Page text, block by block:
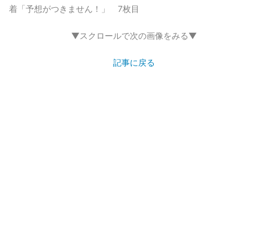
着「予想がつきません！」 7枚目
▼スクロールで次の画像をみる▼
記事に戻る